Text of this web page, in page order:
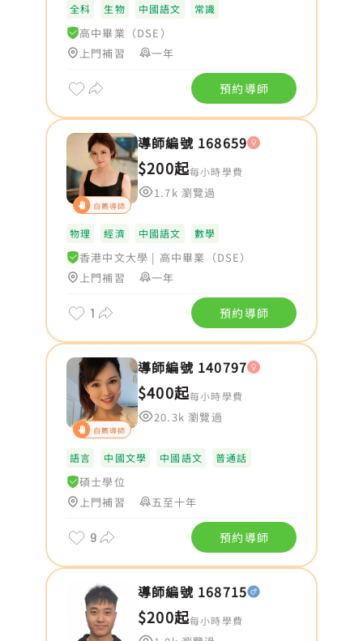
全科 生物 中國語文 常識
高中畢業（DSE）
上門補習
一年
預約導師
自薦導師
導師編號 168659
$200起每小時學費
1.7k 瀏覽過
物理 經濟 中國語文 數學
香港中文大學 | 高中畢業（DSE）
上門補習
一年
1 預約導師
自薦導師
導師編號 140797
$400起每小時學費
20.3k 瀏覽過
語言 中國文學 中國語文 普通話
碩士學位
上門補習
五至十年
9 預約導師
導師編號 168715
$200起每小時學費